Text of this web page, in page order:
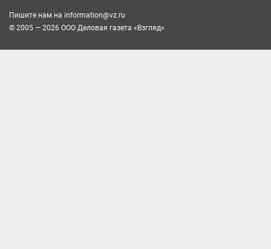
Пишите нам на information@vz.ru
© 2005 — 2026 ООО Деловая газета «Взгляд»